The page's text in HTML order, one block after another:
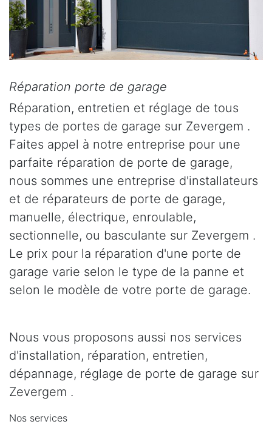
Réparation porte de garage
Réparation, entretien et réglage de tous
types de portes de garage sur Zevergem .
Faites appel à notre entreprise pour une
parfaite réparation de porte de garage,
nous sommes une entreprise d'installateurs
et de réparateurs de porte de garage,
manuelle, électrique, enroulable,
sectionnelle, ou basculante sur Zevergem .
Le prix pour la réparation d'une porte de
garage varie selon le type de la panne et
selon le modèle de votre porte de garage.
Nous vous proposons aussi nos services
d'installation, réparation, entretien,
dépannage, réglage de porte de garage sur
Zevergem .
Nos services